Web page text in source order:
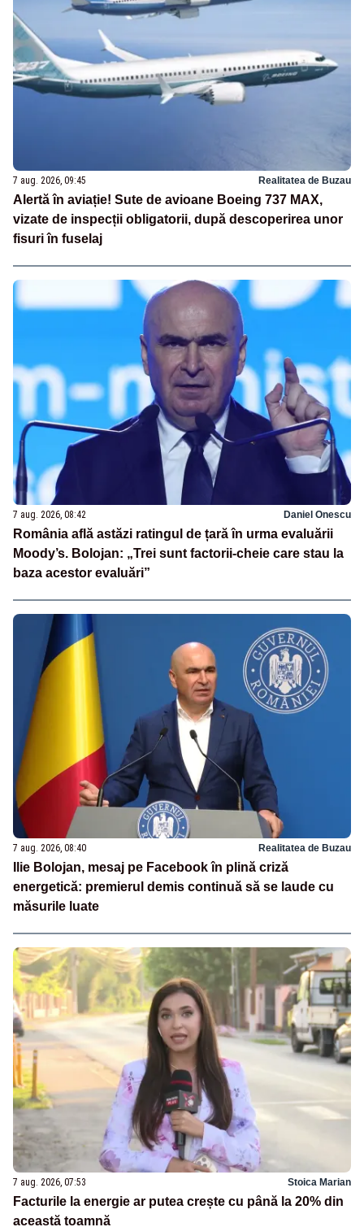
7 aug. 2026, 09:45 Realitatea de Buzau
Alertă în aviație! Sute de avioane Boeing 737 MAX,
vizate de inspecții obligatorii, după descoperirea unor
fisuri în fuselaj
7 aug. 2026, 08:42 Daniel Onescu
România află astăzi ratingul de țară în urma evaluării
Moody’s. Bolojan: „Trei sunt factorii-cheie care stau la
baza acestor evaluări”
7 aug. 2026, 08:40 Realitatea de Buzau
Ilie Bolojan, mesaj pe Facebook în plină criză
energetică: premierul demis continuă să se laude cu
măsurile luate
7 aug. 2026, 07:53 Stoica Marian
Facturile la energie ar putea crește cu până la 20% din
această toamnă